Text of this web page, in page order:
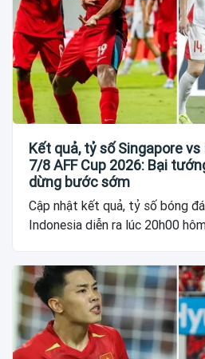
Kết quả, tỷ số Singapore
7/8 AFF Cup 2026: Bại
dừng bước sớm
Cập nhật kết quả, tỷ số bóng
Indonesia diễn ra lúc 20h00